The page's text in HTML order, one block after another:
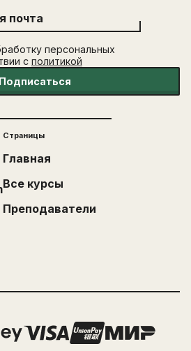
почта
персональных
с политикой
Подписаться
Страницы
Главная
Все курсы
Преподаватели